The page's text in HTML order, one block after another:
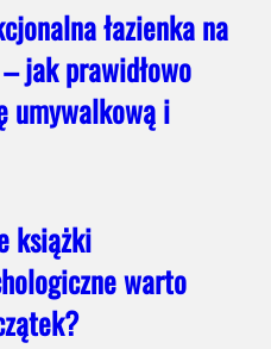
łazienka na
jak prawidłowo
umywalkową i
książki
warto